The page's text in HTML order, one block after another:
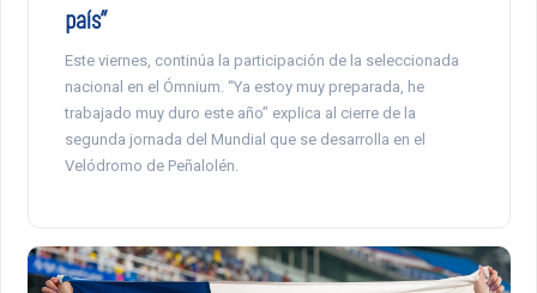
país”
Este viernes, continúa la participación de la seleccionada
nacional en el Ómnium. “Ya estoy muy preparada, he
trabajado muy duro este año” explica al cierre de la
segunda jornada del Mundial que se desarrolla en el
Velódromo de Peñalolén.